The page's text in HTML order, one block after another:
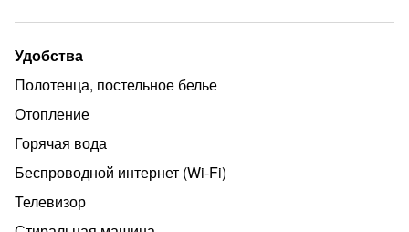
размере 2000 рублей
Удобства
Полотенца, постельное белье
Отопление
Горячая вода
Беспроводной интернет (Wi‑Fi)
Телевизор